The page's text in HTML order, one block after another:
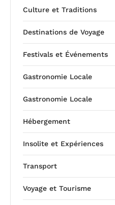
Culture et Traditions
Destinations de Voyage
Festivals et Événements
Gastronomie Locale
Gastronomie Locale
Hébergement
Insolite et Expériences
Transport
Voyage et Tourisme